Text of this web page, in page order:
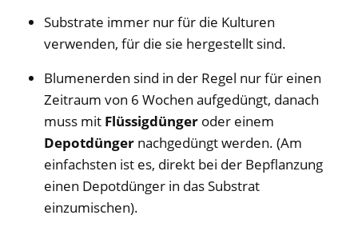
Substrate immer nur für die Kulturen
verwenden, für die sie hergestellt sind.
Blumenerden sind in der Regel nur für einen
Zeitraum von 6 Wochen aufgedüngt, danach
muss mit Flüssigdünger oder einem
Depotdünger nachgedüngt werden. (Am
einfachsten ist es, direkt bei der Bepflanzung
einen Depotdünger in das Substrat
einzumischen).